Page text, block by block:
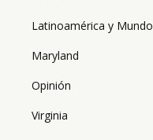
Latinoamérica y Mundo
Maryland
Opinión
Virginia